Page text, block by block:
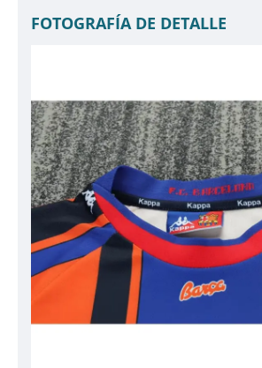
FOTOGRAFÍA DE DETALLE